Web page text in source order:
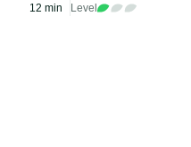
12 min Level